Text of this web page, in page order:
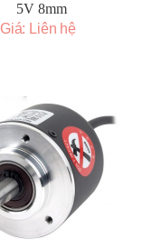
5V 8mm
Giá: Liên hệ